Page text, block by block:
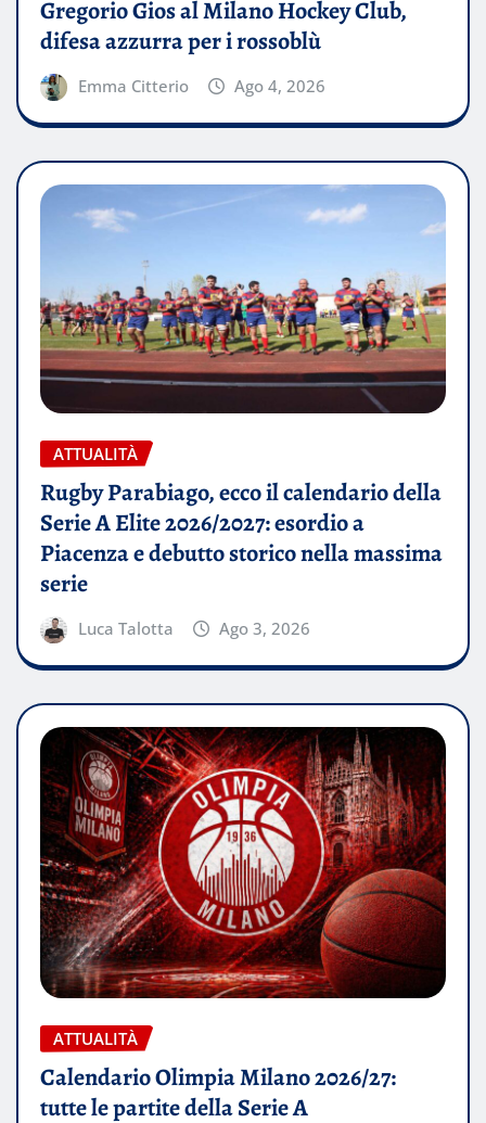
Gregorio Gios al Milano Hockey Club,
difesa azzurra per i rossoblù
Emma Citterio Ago 4, 2026
ATTUALITÀ
Rugby Parabiago, ecco il calendario della
Serie A Elite 2026/2027: esordio a
Piacenza e debutto storico nella massima
serie
Luca Talotta Ago 3, 2026
ATTUALITÀ
Calendario Olimpia Milano 2026/27:
tutte le partite della Serie A